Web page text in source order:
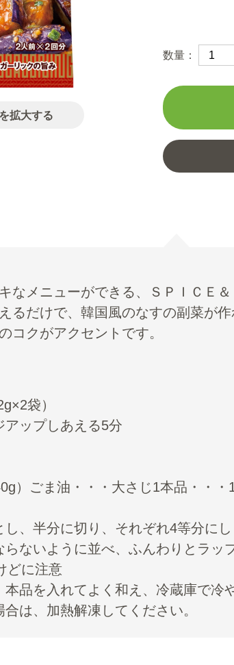
拡大する
数量：
なメニューができる、ＳＰＩＣＥ
るだけで、韓国風のなすの副菜が
コクがアクセントです。
袋）
ップしあえる5分
）ごま油・・・大さじ1本品・・・
、半分に切り、それぞれ4等分に
ないように並べ、ふんわりとラッ
どに注意
品を入れてよく和え、冷蔵庫で冷
は、加熱解凍してください。